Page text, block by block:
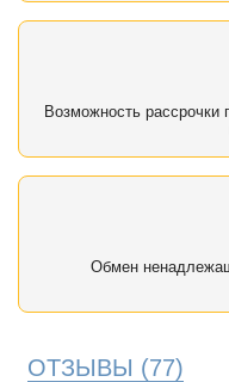
Возможность рассрочки
Обмен
ОТЗЫВЫ (77)